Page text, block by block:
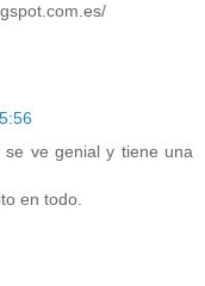
ve genial y tiene una
en todo.